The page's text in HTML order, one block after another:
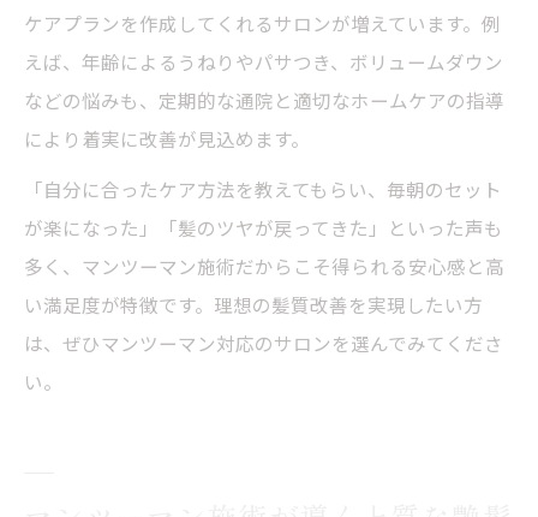
ケアプランを作成してくれるサロンが増えています。例
えば、年齢によるうねりやパサつき、ボリュームダウン
などの悩みも、定期的な通院と適切なホームケアの指導
により着実に改善が見込めます。
「自分に合ったケア方法を教えてもらい、毎朝のセット
が楽になった」「髪のツヤが戻ってきた」といった声も
多く、マンツーマン施術だからこそ得られる安心感と高
い満足度が特徴です。理想の髪質改善を実現したい方
は、ぜひマンツーマン対応のサロンを選んでみてくださ
い。